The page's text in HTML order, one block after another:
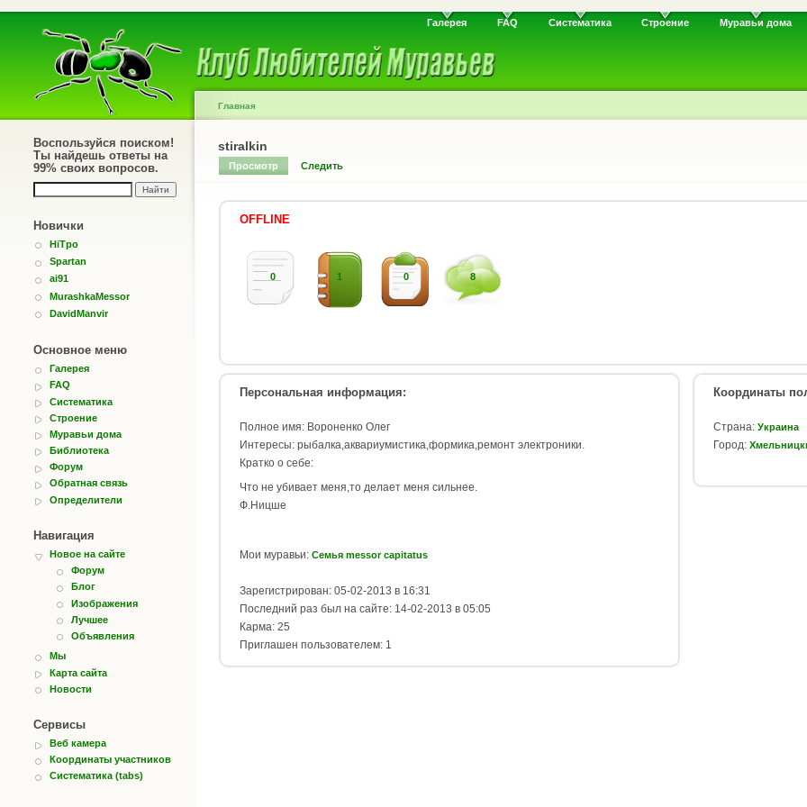
Галерея FAQ Систематика Строение Муравьи дома
Воспользуйся поиском!
Ты найдешь ответы на
99% своих вопросов.
Новички
HiTpo
Spartan
ai91
MurashkaMessor
DavidManvir
Основное меню
Галерея
FAQ
Систематика
Строение
Муравьи дома
Библиотека
Форум
Обратная связь
Определители
Навигация
Новое на сайте
Форум
Блог
Изображения
Лучшее
Объявления
Мы
Карта сайта
Новости
Сервисы
Веб камера
Координаты участников
Систематика (tabs)
Главная
stiralkin
Просмотр Следить
OFFLINE
0 1 0 8
Персональная информация:
Полное имя: Вороненко Олег
Интересы: рыбалка,аквариумистика,формика,ремонт электроники.
Кратко о себе:
Что не убивает меня,то делает меня сильнее.
Ф.Ницше
Мои муравьи: Семья messor capitatus
Зарегистрирован: 05-02-2013 в 16:31
Последний раз был на сайте: 14-02-2013 в 05:05
Карма: 25
Приглашен пользователем: 1
Координаты
Страна: Украина
Город: